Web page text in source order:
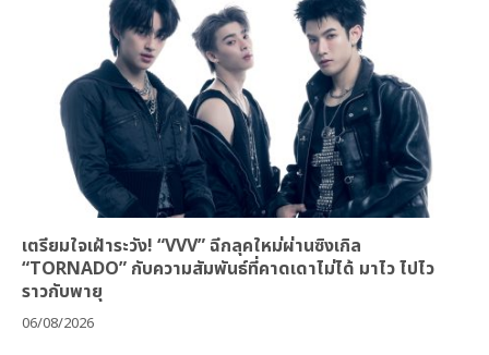
เตรียมใจเฝ้าระวัง! “VVV” ฉีกลุคใหม่ผ่านซิงเกิล
“TORNADO” กับความสัมพันธ์ที่คาดเดาไม่ได้ มาไว ไปไว
ราวกับพายุ
06/08/2026